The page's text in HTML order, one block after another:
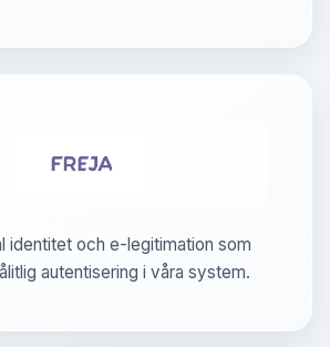
identitet och e-legitimation som
autentisering i våra system.